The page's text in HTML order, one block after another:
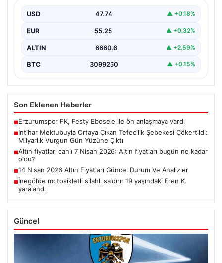
Elazığ’da tefecilere borçlandığını belirterek hayatına son
büyük…
USD 47.74 ▲ +0.18%
EUR 55.25 ▲ +0.32%
ALTIN 6660.6 ▲ +2.59%
BTC 3099250 ▲ +0.15%
Son Eklenen Haberler
■Erzurumspor FK, Festy Ebosele ile ön anlaşmaya vardı
■İntihar Mektubuyla Ortaya Çıkan Tefecilik Şebekesi Çökertildi:
Milyarlık Vurgun Gün Yüzüne Çıktı
■Altın fiyatları canlı 7 Nisan 2026: Altın fiyatları bugün ne kadar
oldu?
■14 Nisan 2026 Altın Fiyatları Güncel Durum Ve Analizler
■İnegöl’de motosikletli silahlı saldırı: 19 yaşındaki Eren K.
yaralandı
Güncel